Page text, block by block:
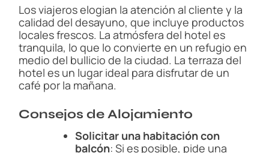
Los viajeros elogian la atención al cliente y la
calidad del desayuno, que incluye productos
locales frescos. La atmósfera del hotel es
tranquila, lo que lo convierte en un refugio en
medio del bullicio de la ciudad. La terraza del
hotel es un lugar ideal para disfrutar de un
café por la mañana.
Consejos de Alojamiento
Solicitar una habitación con
balcón: Si es posible, pide una